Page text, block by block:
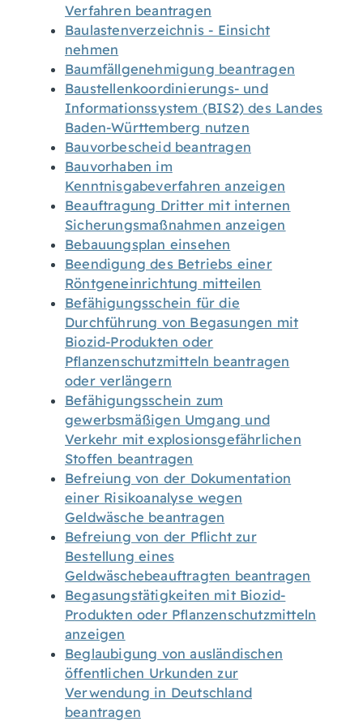
Verfahren beantragen
Baulastenverzeichnis - Einsicht
nehmen
Baumfällgenehmigung beantragen
Baustellenkoordinierungs- und
Informationssystem (BIS2) des Landes
Baden-Württemberg nutzen
Bauvorbescheid beantragen
Bauvorhaben im
Kenntnisgabeverfahren anzeigen
Beauftragung Dritter mit internen
Sicherungsmaßnahmen anzeigen
Bebauungsplan einsehen
Beendigung des Betriebs einer
Röntgeneinrichtung mitteilen
Befähigungsschein für die
Durchführung von Begasungen mit
Biozid-Produkten oder
Pflanzenschutzmitteln beantragen
oder verlängern
Befähigungsschein zum
gewerbsmäßigen Umgang und
Verkehr mit explosionsgefährlichen
Stoffen beantragen
Befreiung von der Dokumentation
einer Risikoanalyse wegen
Geldwäsche beantragen
Befreiung von der Pflicht zur
Bestellung eines
Geldwäschebeauftragten beantragen
Begasungstätigkeiten mit Biozid-
Produkten oder Pflanzenschutzmitteln
anzeigen
Beglaubigung von ausländischen
öffentlichen Urkunden zur
Verwendung in Deutschland
beantragen